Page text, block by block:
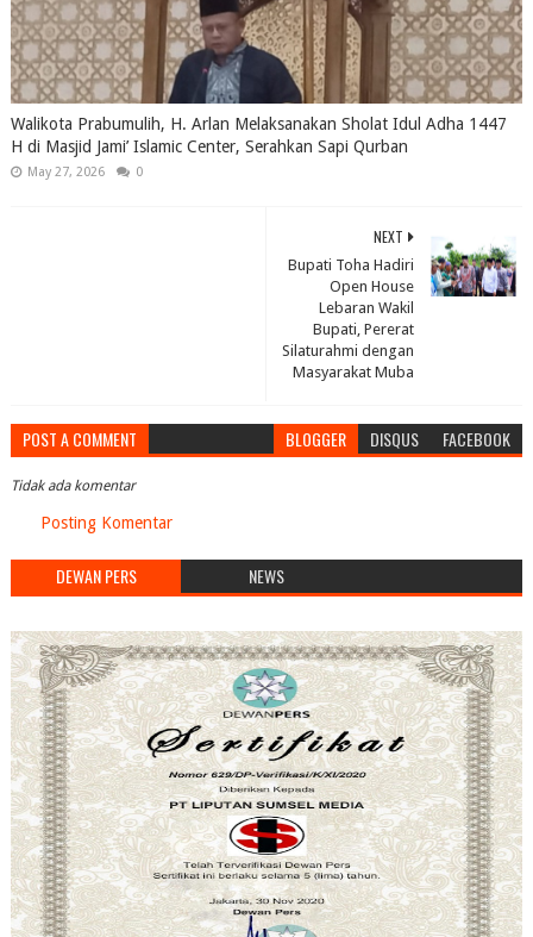
Walikota Prabumulih, H. Arlan Melaksanakan Sholat Idul Adha 1447
H di Masjid Jami’ Islamic Center, Serahkan Sapi Qurban
May 27, 2026 0
NEXT
Bupati Toha Hadiri
Open House
Lebaran Wakil
Bupati, Pererat
Silaturahmi dengan
Masyarakat Muba
POST A COMMENT BLOGGER DISQUS FACEBOOK
Tidak ada komentar
Posting Komentar
DEWAN PERS NEWS